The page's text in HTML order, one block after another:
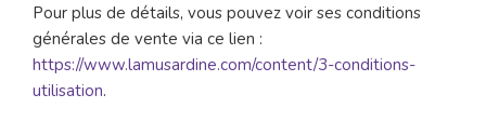
Pour plus de détails, vous pouvez voir ses conditions
générales de vente via ce lien :
https://www.lamusardine.com/content/3-conditions-
utilisation.